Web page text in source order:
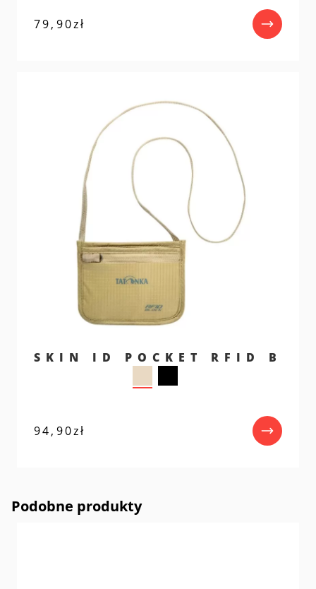
79,90zł
SKIN ID POCKET RFID B
94,90zł
Podobne produkty